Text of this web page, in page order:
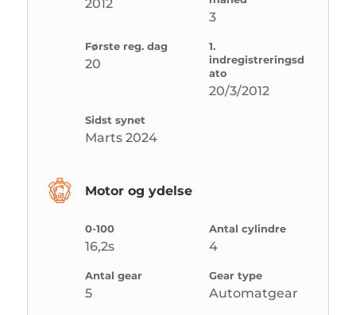
2012
3
Første reg. dag
20
1.
indregistreringsd
ato
20/3/2012
Sidst synet
Marts 2024
Motor og ydelse
0-100
16,2s
Antal cylindre
4
Antal gear
5
Gear type
Automatgear